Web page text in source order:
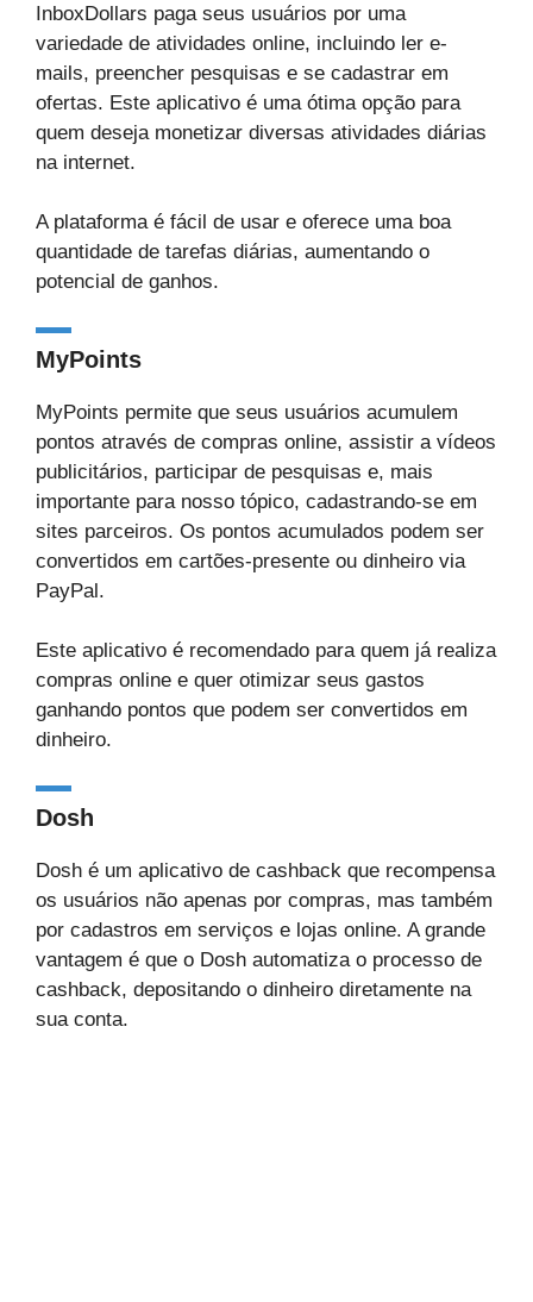
InboxDollars paga seus usuários por uma
variedade de atividades online, incluindo ler e-
mails, preencher pesquisas e se cadastrar em
ofertas. Este aplicativo é uma ótima opção para
quem deseja monetizar diversas atividades diárias
na internet.
A plataforma é fácil de usar e oferece uma boa
quantidade de tarefas diárias, aumentando o
potencial de ganhos.
MyPoints
MyPoints permite que seus usuários acumulem
pontos através de compras online, assistir a vídeos
publicitários, participar de pesquisas e, mais
importante para nosso tópico, cadastrando-se em
sites parceiros. Os pontos acumulados podem ser
convertidos em cartões-presente ou dinheiro via
PayPal.
Este aplicativo é recomendado para quem já realiza
compras online e quer otimizar seus gastos
ganhando pontos que podem ser convertidos em
dinheiro.
Dosh
Dosh é um aplicativo de cashback que recompensa
os usuários não apenas por compras, mas também
por cadastros em serviços e lojas online. A grande
vantagem é que o Dosh automatiza o processo de
cashback, depositando o dinheiro diretamente na
sua conta.